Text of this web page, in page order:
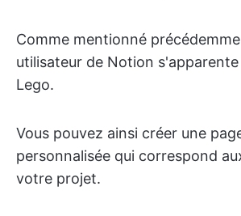
Comme mentionné
utilisateur de Notion s'apparente
Lego.
Vous pouvez ainsi créer une
personnalisée qui correspond
votre projet.